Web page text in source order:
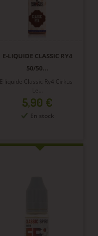
E-LIQUIDE CLASSIC RY4
50/50...
E liquide Classic Ry4 Cirkus
Le...
Prix
5,90 €
En stock